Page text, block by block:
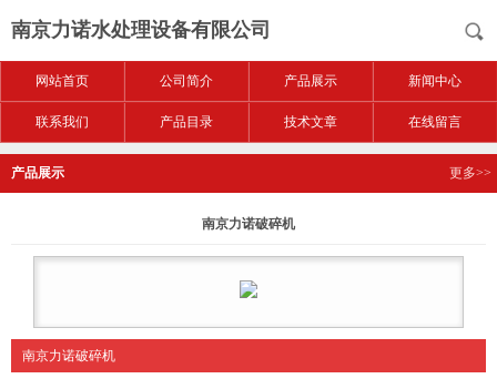
南京力诺水处理设备有限公司
网站首页 公司简介 产品展示 新闻中心
联系我们 产品目录 技术文章 在线留言
产品展示 更多>>
南京力诺破碎机
南京力诺破碎机